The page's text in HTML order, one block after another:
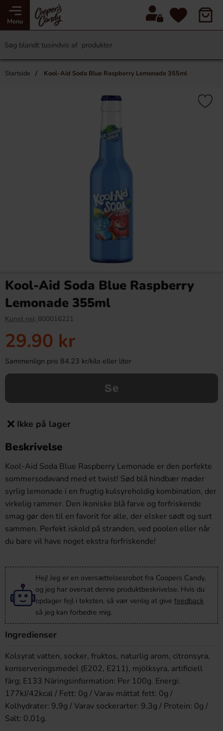
Menu
Startside Kool-Aid Soda Blue Raspberry Lemonade 355ml
Kool-Aid Soda Blue Raspberry
Lemonade 355ml
Kunst nej: 800016221
29.90 kr
Sammenlign pris 84.23 kr/kilo eller liter
Se
Ikke på lager
Beskrivelse
Kool-Aid Soda Blue Raspberry Lemonade er den perfekte
sommersodavand med et twist! Sød blå hindbær møder
syrlig lemonade i en frugtig kulsyreholdig kombination, der
virkelig rammer. Den ikoniske blå farve og forfriskende
smag gør den til en favorit for alle, der elsker sødt og surt
sammen. Perfekt iskold på stranden, ved poolen eller når
du bare vil have noget ekstra forfriskende!
Hej! Jeg er en oversættelsesrobot fra Coopers Candy,
og jeg har oversat denne produktbeskrivelse. Hvis du
opdager fejl i teksten, så vær venlig at give feedback
så jeg kan forbedre mig.
Ingredienser
Kolsyrat vatten, socker, fruktos, naturlig arom, citronsyra,
konserveringsmedel (E202, E211), mjölksyra, artificiell
färg; E133 Näringsinformation: Per 100g. Energi:
177kJ/42kcal / Fett: 0g / Varav mättat fett: 0g /
Kolhydrater: 9,9g / Varav sockerarter: 9,3g / Protein: 0g /
Salt: 0,01g.